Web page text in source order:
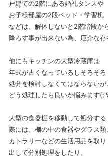
戸建ての2階にある婚礼タンスや
お子様部屋の2段ベッド・学習机
などは、解体しないと2階階段か
降ろす事が出来ない為、厄介な存
他にもキッチンの大型冷蔵庫は
年式が古くなっているしそろそろ
処分を検討しなくてはならないが、
どう処理したら良いか悩みます
大型の食器棚を移動して処分する
際には、棚の中の食器やグラス類、
カトラリーなどの生活用品を取り
出して分別処理をしたり、